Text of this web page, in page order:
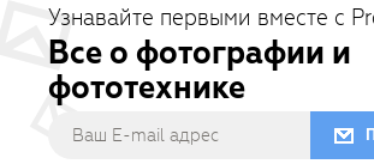
Узнавайте первыми вместе с
Все о фотографии и
фототехнике